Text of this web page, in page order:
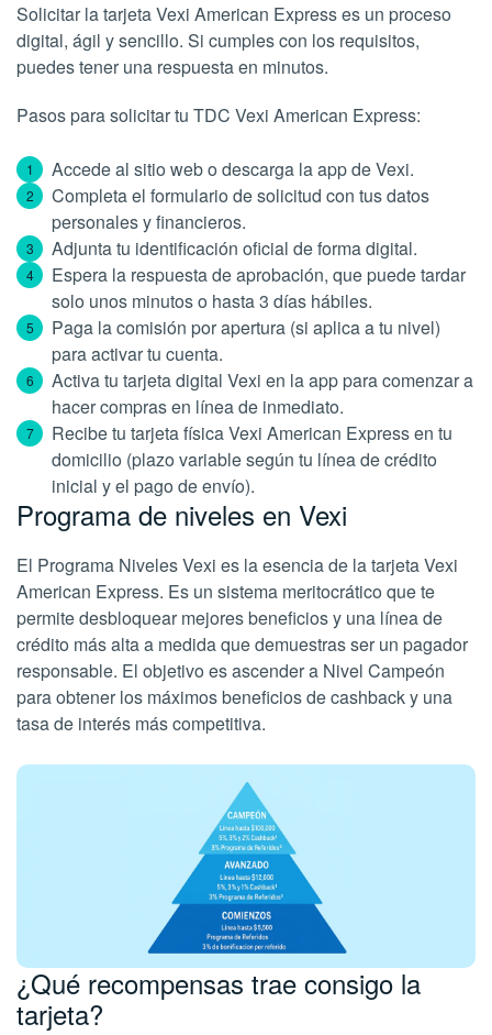
Solicitar la tarjeta Vexi American Express es un proceso
digital, ágil y sencillo. Si cumples con los requisitos,
puedes tener una respuesta en minutos.
Pasos para solicitar tu TDC Vexi American Express:
Accede al sitio web o descarga la app de Vexi.
Completa el formulario de solicitud con tus datos
personales y financieros.
Adjunta tu identificación oficial de forma digital.
Espera la respuesta de aprobación, que puede tardar
solo unos minutos o hasta 3 días hábiles.
Paga la comisión por apertura (si aplica a tu nivel)
para activar tu cuenta.
Activa tu tarjeta digital Vexi en la app para comenzar a
hacer compras en línea de inmediato.
Recibe tu tarjeta física Vexi American Express en tu
domicilio (plazo variable según tu línea de crédito
inicial y el pago de envío).
Programa de niveles en Vexi
El Programa Niveles Vexi es la esencia de la tarjeta Vexi
American Express. Es un sistema meritocrático que te
permite desbloquear mejores beneficios y una línea de
crédito más alta a medida que demuestras ser un pagador
responsable. El objetivo es ascender a Nivel Campeón
para obtener los máximos beneficios de cashback y una
tasa de interés más competitiva.
¿Qué recompensas trae consigo la
tarjeta?